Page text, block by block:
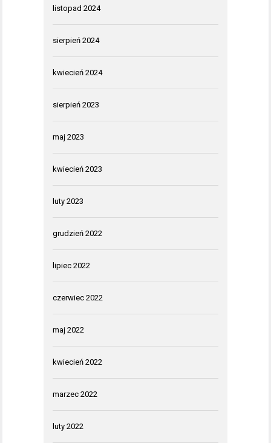
listopad 2024
sierpień 2024
kwiecień 2024
sierpień 2023
maj 2023
kwiecień 2023
luty 2023
grudzień 2022
lipiec 2022
czerwiec 2022
maj 2022
kwiecień 2022
marzec 2022
luty 2022